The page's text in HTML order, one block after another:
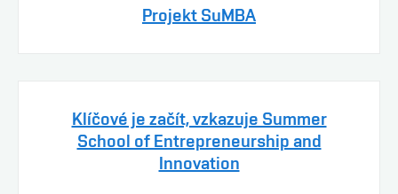
Projekt SuMBA
Klíčové je začít, vzkazuje Summer
School of Entrepreneurship and
Innovation